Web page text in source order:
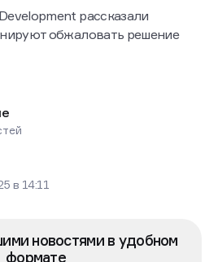
рассказали
обжаловать решение
в 14:11
новостями в удобном
формате